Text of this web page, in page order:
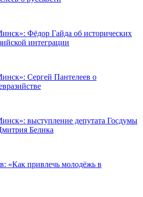
Фёдор Гайда об исторических
интеграции
Сергей Пантелеев о
выступление депутата Госдумы
Белика
«Как привлечь молодёжь в